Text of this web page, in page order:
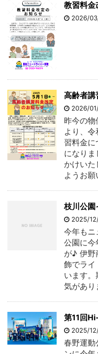
教習料金
2026/
高齢者講
2026/
昨今の
より、
習料金に
になり
かけいた
ようお
枝川公
2025/
今年もニ
公園に今
が♪ 伊野
飾でライ
います。
気があり
第11回
2025/
春野運動